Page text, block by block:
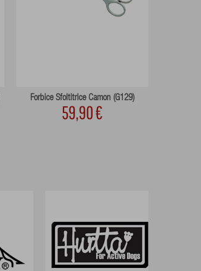
Forbice Sfoltitrice Camon (G129)
59,90 €